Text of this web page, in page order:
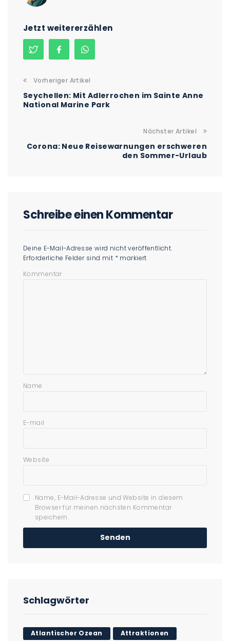
Jetzt weitererzählen
Vorheriger Artikel
Seychellen: Mit Adlerrochen im Sainte Anne
National Marine Park
Nächster Artikel
Corona: Neue Reisewarnungen erschweren
den Sommer-Urlaub
Schreibe einen Kommentar
Deine E-Mail-Adresse wird nicht veröffentlicht.
Erforderliche Felder sind mit * markiert
Kommentar
Name
E-mail
Website
Name, E-Mail-Adresse und Website in diesem
Browser für meinen nächsten Kommentar
speichern.
Schlagwörter
Atlantischer Ozean Attraktionen